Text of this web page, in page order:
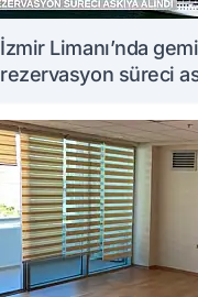
İzmir Limanı’nda
rezervasyon süreci